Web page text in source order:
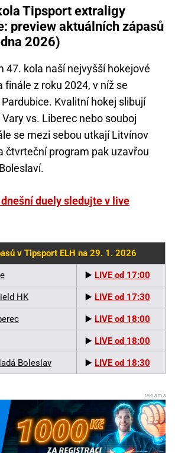
Tipsport extraligy
preview aktuálních zápasů
2026)
47. kola naší nejvyšší hokejové
finále z roku 2024, v níž se
Kvalitní hokej slibují
vs. Liberec nebo souboj
se mezi sebou utkají Litvínov
čtvrteční program pak uzavřou
duely sledujte v live
v Tipsport ELH na 29. 1. 2026
▶️ LIVE od 17:00
HK ▶️ LIVE od 17:30
▶️ LIVE od 18:00
▶️ LIVE od 18:00
Boleslav ▶️ LIVE od 18:30